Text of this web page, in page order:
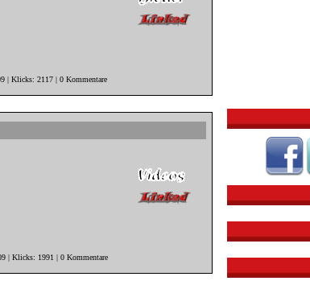
| Klicks: 2117 | 0 Kommentare
| Klicks: 1991 | 0 Kommentare